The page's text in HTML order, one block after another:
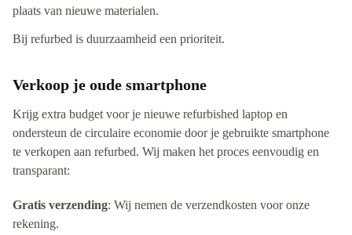
plaats van nieuwe materialen.
Bij refurbed is duurzaamheid een prioriteit.
Verkoop je oude smartphone
Krijg extra budget voor je nieuwe refurbished laptop en
ondersteun de circulaire economie door je gebruikte smartphone
te verkopen aan refurbed. Wij maken het proces eenvoudig en
transparant:
Gratis verzending: Wij nemen de verzendkosten voor onze
rekening.